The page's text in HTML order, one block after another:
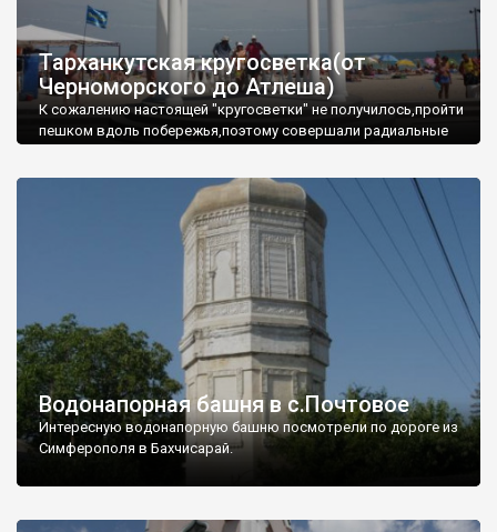
Тарханкутская кругосветка(от
Черноморского до Атлеша)
К сожалению настоящей "кругосветки" не получилось,пройти
пешком вдоль побережья,поэтому совершали радиальные
Водонапорная башня в с.Почтовое
Интересную водонапорную башню посмотрели по дороге из
Симферополя в Бахчисарай.